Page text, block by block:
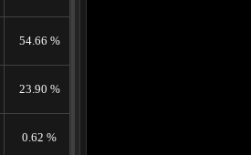
54.66 %
23.90 %
0.62 %